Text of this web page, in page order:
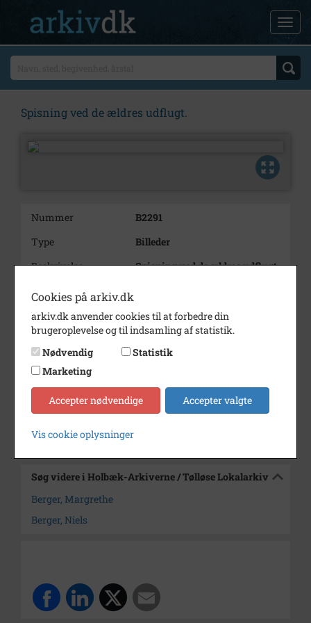
Spisning ved de ældres udflugt.
Nummer
B2291
Type
Billeder
Beskrivelse
Spisning ved de ældres udflugt.
Periode
1965 - 1975
Fotograf
Arkiv
Holbæk-Arkiverne / Tølløse
Lokalarkiv
Kontakt arkivet
Søg videre i Holbæk-Arkiverne / Tølløse Lokalarkiv
Berger, Margrethe
Berger, Niels
Cookies på arkiv.dk
arkiv.dk anvender cookies til at forbedre din
brugeroplevelse og til indsamling af statistik.
Nødvendig
Statistik
Marketing
Accepter nødvendige Accepter valgte
Vis cookie oplysninger